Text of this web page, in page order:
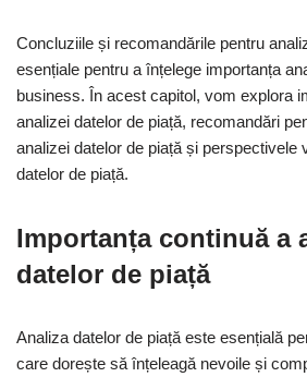
Concluziile și recomandările pentru
esențiale pentru a înțelege importanța
business. În acest capitol, vom explora
analizei datelor de piață, recomandări
analizei datelor de piață și perspectivele
datelor de piață.
Importanța continuă a
datelor de piață
Analiza datelor de piață este esențială
care dorește să înțeleagă nevoile și